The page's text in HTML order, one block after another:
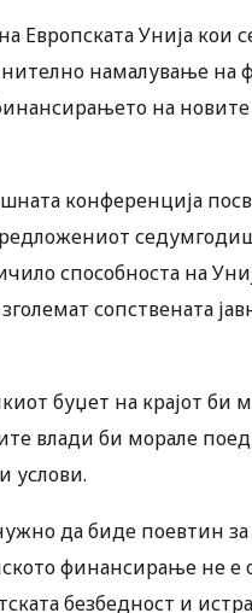
Европската Унија кои
намалување на
на
конференција
способноста на
сопствената
буџет на крајот би
влади би морале
услови.
да биде поевтин
финансирање не е
безбедност и